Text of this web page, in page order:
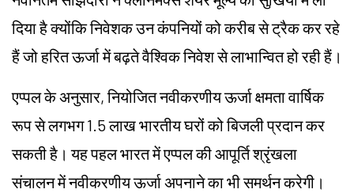
दिया है क्योंकि निवेशक उन कंपनियों को करीब से ट्रैक कर रहे
हैं जो हरित ऊर्जा में बढ़ते वैश्विक निवेश से लाभान्वित हो रही हैं।
एप्पल के अनुसार, नियोजित नवीकरणीय ऊर्जा क्षमता वार्षिक
रूप से लगभग 1.5 लाख भारतीय घरों को बिजली प्रदान कर
सकती है। यह पहल भारत में एप्पल की आपूर्ति श्रृंखला
संचालन में नवीकरणीय ऊर्जा अपनाने का भी समर्थन करेगी।